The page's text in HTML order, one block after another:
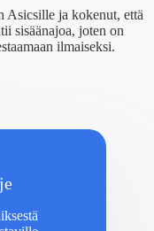
Asicsille ja kokenut, että
sisäänajoa, joten on
ilmaiseksi.